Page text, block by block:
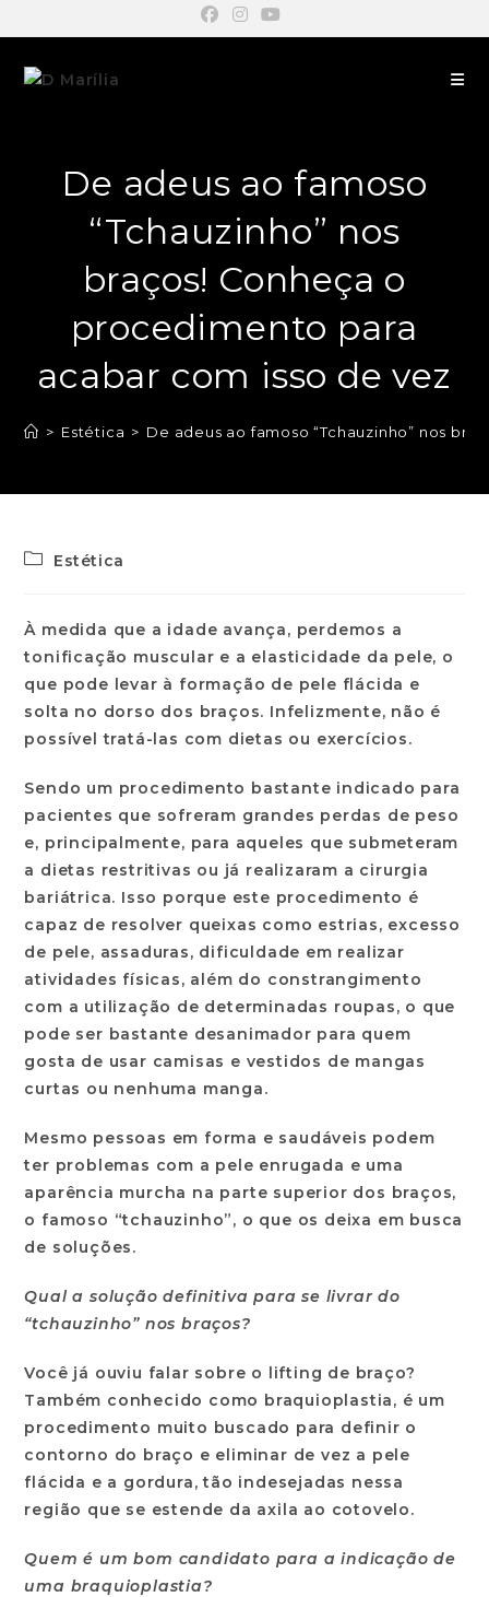
De adeus ao famoso
“Tchauzinho” nos
braços! Conheça o
procedimento para
acabar com isso de vez
> Estética > De adeus ao famoso “Tchauzinho” nos
Estética
À medida que a idade avança, perdemos a
tonificação muscular e a elasticidade da pele, o
que pode levar à formação de pele flácida e
solta no dorso dos braços. Infelizmente, não é
possível tratá-las com dietas ou exercícios.
Sendo um procedimento bastante indicado para
pacientes que sofreram grandes perdas de peso
e, principalmente, para aqueles que submeteram
a dietas restritivas ou já realizaram a cirurgia
bariátrica. Isso porque este procedimento é
capaz de resolver queixas como estrias, excesso
de pele, assaduras, dificuldade em realizar
atividades físicas, além do constrangimento
com a utilização de determinadas roupas, o que
pode ser bastante desanimador para quem
gosta de usar camisas e vestidos de mangas
curtas ou nenhuma manga.
Mesmo pessoas em forma e saudáveis podem
ter problemas com a pele enrugada e uma
aparência murcha na parte superior dos braços,
o famoso “tchauzinho”, o que os deixa em busca
de soluções.
Qual a solução definitiva para se livrar do
“tchauzinho” nos braços?
Você já ouviu falar sobre o lifting de braço?
Também conhecido como braquioplastia, é um
procedimento muito buscado para definir o
contorno do braço e eliminar de vez a pele
flácida e a gordura, tão indesejadas nessa
região que se estende da axila ao cotovelo.
Quem é um bom candidato para a indicação de
uma braquioplastia?